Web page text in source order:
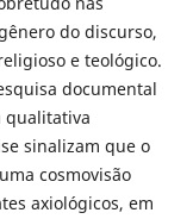
do discurso,
e teológico.
documental
qualitativa
sinalizam que o
cosmovisão
axiológicos, em